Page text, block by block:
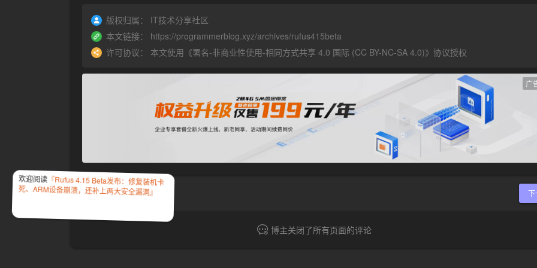
版权归属：
IT技术分享社区
本文链接：
https://programmerblog.xyz/archives/rufus415beta
许可协议：
本文使用《署名-非商业性使用-相同方式共享 4.0 国际 (CC BY-NC-SA 4.0)》协议授权
广
上一篇 下
博主关闭了所有页面的评论
欢迎阅读 『Rufus 4.15 Beta发布：修复装机卡
死、ARM设备崩溃，还补上两大安全漏洞』